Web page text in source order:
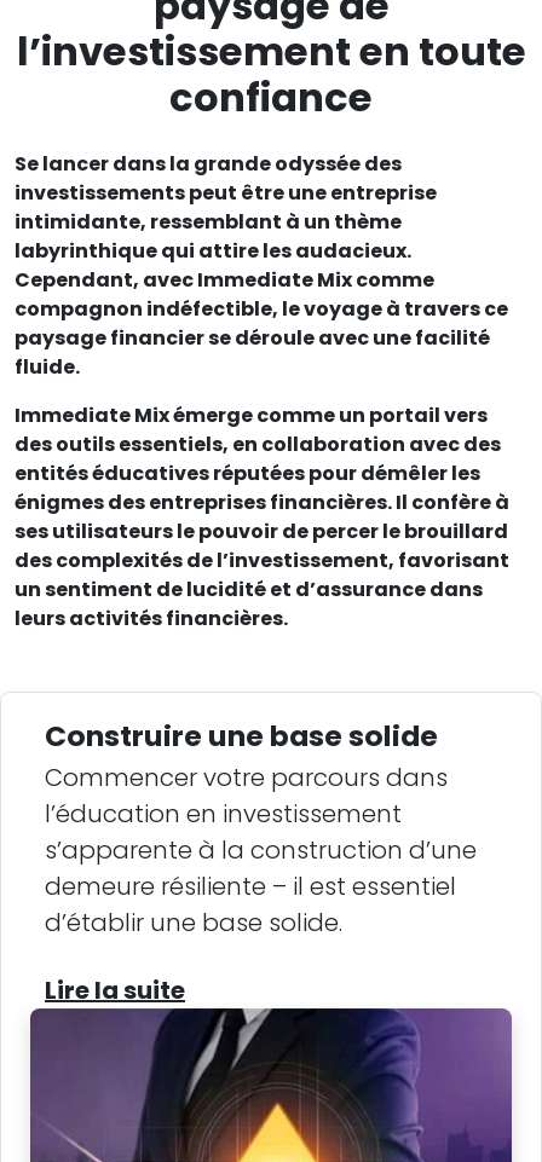
l’investissement en toute
confiance
Se lancer dans la grande odyssée des
investissements peut être une entreprise
intimidante, ressemblant à un thème
labyrinthique qui attire les audacieux.
Cependant, avec Immediate Mix comme
compagnon indéfectible, le voyage à travers ce
paysage financier se déroule avec une facilité
fluide.
Immediate Mix émerge comme un portail vers
des outils essentiels, en collaboration avec des
entités éducatives réputées pour démêler les
énigmes des entreprises financières. Il confère à
ses utilisateurs le pouvoir de percer le brouillard
des complexités de l’investissement, favorisant
un sentiment de lucidité et d’assurance dans
leurs activités financières.
Construire une base solide
Commencer votre parcours dans
l’éducation en investissement
s’apparente à la construction d’une
demeure résiliente – il est essentiel
d’établir une base solide.
Lire la suite